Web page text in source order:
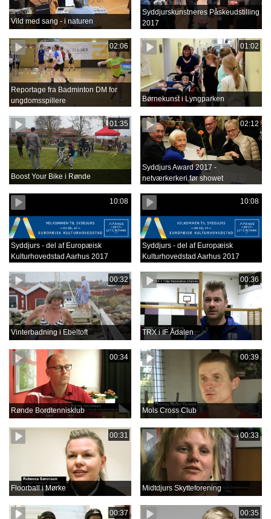
Vild med sang - i naturen
Syddjurskunstneres Påskeudstilling
2017
02:06
Reportage fra Badminton DM for
ungdomsspillere
01:02
Børnekunst i Lyngparken
01:35
Boost Your Bike i Rønde
02:12
Syddjurs Award 2017 -
netværkerkeri før showet
10:08
Syddjurs - del af Europæisk
Kulturhovedstad Aarhus 2017
10:08
Syddjurs - del af Europæisk
Kulturhovedstad Aarhus 2017
00:32
Vinterbadning i Ebeltoft
00:36
TRX i IF Ådalen
00:34
Rønde Bordtennisklub
00:39
Mols Cross Club
00:31
Floorball i Mørke
00:33
Midtdjurs Skytteforening
00:37 00:35